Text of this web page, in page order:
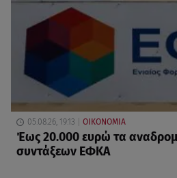
05.08.26, 19:13 ΟΙΚΟΝΟΜΙΑ
Έως 20.000 ευρώ τα
συντάξεων ΕΦΚΑ